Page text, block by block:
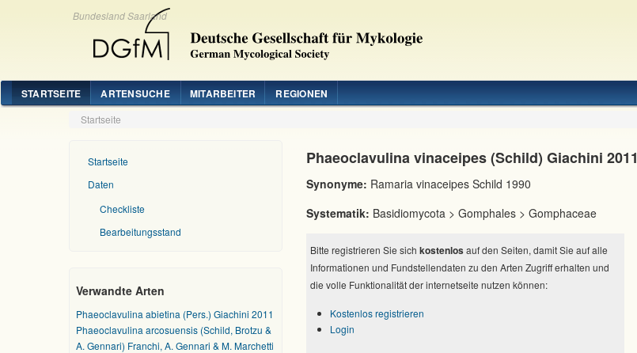
Bundesland Saarland
STARTSEITE ARTENSUCHE MITARBEITER REGIONEN
Startseite
Startseite
Daten
Checkliste
Bearbeitungsstand
Verwandte Arten
Phaeoclavulina abietina (Pers.) Giachini 2011
Phaeoclavulina arcosuensis (Schild, Brotzu &
A. Gennari) Franchi, A. Gennari & M. Marchetti
Phaeoclavulina vinaceipes (Schild) Giachini 2011
Synonyme: Ramaria vinaceipes Schild 1990
Systematik: Basidiomycota > Gomphales > Gomphaceae
Bitte registrieren Sie sich kostenlos auf den Seiten, damit Sie auf alle
Informationen und Fundstellendaten zu den Arten Zugriff erhalten und
die volle Funktionalität der internetseite nutzen können:
Kostenlos registrieren
Login